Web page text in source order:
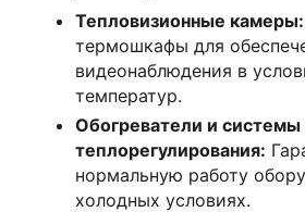
Тепловизионные камеры:
термошкафы для
видеонаблюдения в
температур.
Обогреватели и системы
теплорегулирования:
нормальную работу
холодных условиях.